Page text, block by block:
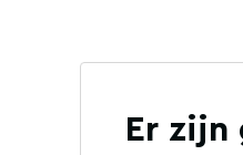
Er